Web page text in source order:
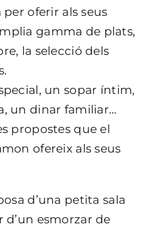
oferir als seus
gamma de plats,
la selecció dels
un sopar íntim,
un dinar familiar…
propostes que el
ofereix als seus
d’una petita sala
esmorzar de